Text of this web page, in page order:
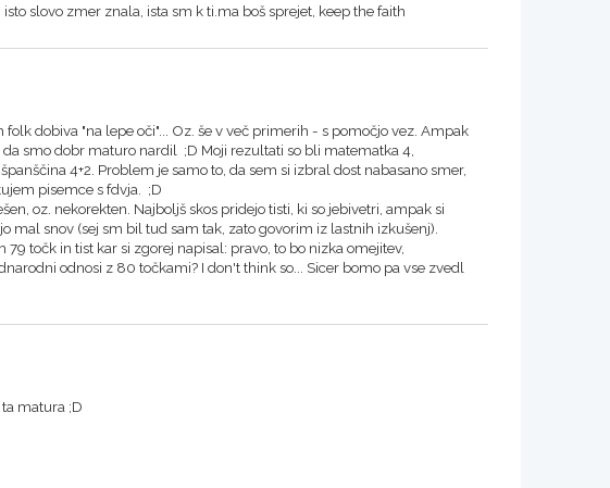
slovo zmer znala, ista sm k ti.ma boš sprejet, keep the faith
dobiva "na lepe oči"... Oz. še v več primerih - s pomočjo vez. Ampak
smo dobr maturo nardil ;D Moji rezultati so bli matematka 4,
4+2. Problem je samo to, da sem si izbral dost nabasano smer,
pisemce s fdvja. ;D
oz. nekorekten. Najboljš skos pridejo tisti, ki so jebivetri, ampak si
snov (sej sm bil tud sam tak, zato govorim iz lastnih izkušenj).
točk in tist kar si zgorej napisal: pravo, to bo nizka omejitev,
odnosi z 80 točkami? I don't think so... Sicer bomo pa vse zvedl
matura ;D